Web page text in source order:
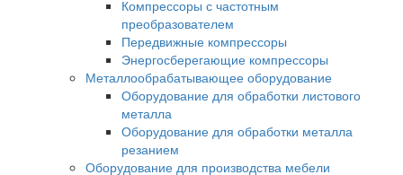
Компрессоры с частотным
преобразователем
Передвижные компрессоры
Энергосберегающие компрессоры
Металлообрабатывающее оборудование
Оборудование для обработки листового
металла
Оборудование для обработки металла
резанием
Оборудование для производства мебели